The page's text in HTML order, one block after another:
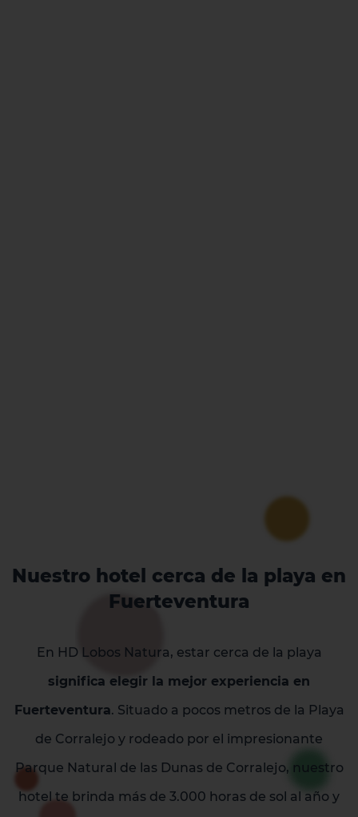
Nuestro hotel cerca de la playa en
Fuerteventura
En HD Lobos Natura, estar cerca de la playa
significa elegir la mejor experiencia en
Fuerteventura. Situado a pocos metros de la Playa
de Corralejo y rodeado por el impresionante
Parque Natural de las Dunas de Corralejo, nuestro
hotel te brinda más de 3.000 horas de sol al año y